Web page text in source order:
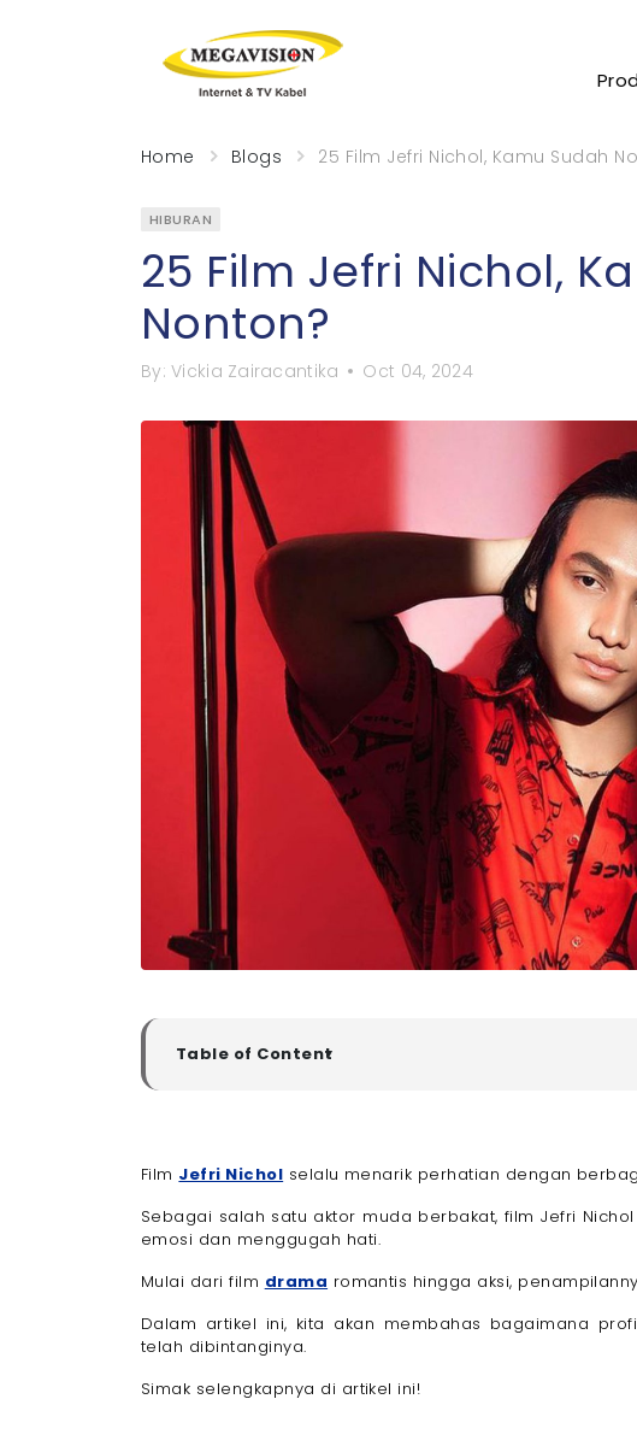
Home Blogs 25 Film Jefri Nichol, Kamu Sudah
HIBURAN
25 Film Jefri Nichol,
Nonton?
By:Vickia Zairacantika Oct 04, 2024
Table of Content
▼
- 1. Pertaruhan (2017)
- 2. Dear Nathan (2017)
- 3. Jailangkung (2017)
- 4. A: Aku, Benci & Cinta (2017)
- 6. Surat Cinta Untuk Starla (2017)
- 7. Jailangkung 2 (2018)
- 8. Something in Between (2018)
Film Jefri Nichol selalu menarik perhatian dengan
Sebagai salah satu aktor muda berbakat, film Jefri
emosi dan menggugah hati.
Mulai dari film drama romantis hingga aksi,
Dalam artikel ini, kita akan membahas bagaimana
telah dibintanginya.
Simak selengkapnya di artikel ini!